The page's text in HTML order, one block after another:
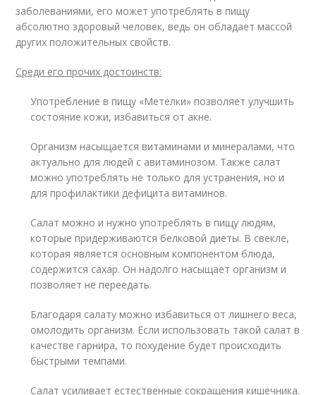
заболеваниями, его может употреблять в пищу
абсолютно здоровый человек, ведь он обладает массой
других положительных свойств.
Среди его прочих достоинств:
Употребление в пищу «Метелки» позволяет улучшить
состояние кожи, избавиться от акне.
Организм насыщается витаминами и минералами, что
актуально для людей с авитаминозом. Также салат
можно употреблять не только для устранения, но и
для профилактики дефицита витаминов.
Салат можно и нужно употреблять в пищу людям,
которые придерживаются белковой диеты. В свекле,
которая является основным компонентом блюда,
содержится сахар. Он надолго насыщает организм и
позволяет не переедать.
Благодаря салату можно избавиться от лишнего веса,
омолодить организм. Если использовать такой салат в
качестве гарнира, то похудение будет происходить
быстрыми темпами.
Салат усиливает естественные сокращения кишечника.